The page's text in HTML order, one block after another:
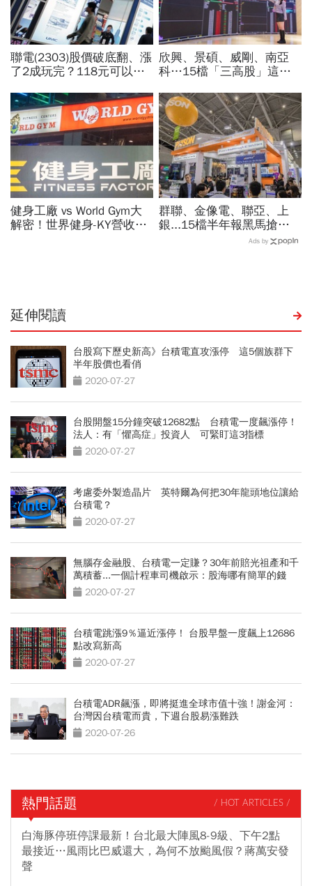
聯電(2303)股價破底翻、漲
了2成玩完？118元可以
賣超5.7萬張，可能原因曝
光
欣興、景碩、威剛、南亞
科…15檔「三高股」這檔
指期夜盤先上45K，台股明
開飆？
健身工廠 vs World Gym大
解密！世界健身-KY營收大
群聯、金像電、聯亞、上
銀...15檔半年報黑馬搶先
卡位！分析師揭選股4指
Ads by
延伸閱讀
台股寫下歷史新高》台積電直攻漲停 這5個族群下
半年股價也看俏
2020-07-27
台股開盤15分鐘突破12682點 台積電一度飆漲停！
法人：有「懼高症」投資人 可緊盯這3指標
2020-07-27
考慮委外製造晶片 英特爾為何把30年龍頭地位讓給
台積電？
2020-07-27
無腦存金融股、台積電一定賺？30年前賠光祖產和千
萬積蓄...一個計程車司機啟示：股海哪有簡單的錢
2020-07-27
台積電跳漲9％逼近漲停！ 台股早盤一度飆上12686
點改寫新高
2020-07-27
台積電ADR飆漲，即將挺進全球市值十強！謝金河：
台灣因台積電而貴，下週台股易漲難跌
2020-07-26
熱門話題 / HOT ARTICLES /
白海豚停班停課最新！台北最大陣風8-9級、下午2點
最接近…風雨比巴威還大，為何不放颱風假？蔣萬安發
聲